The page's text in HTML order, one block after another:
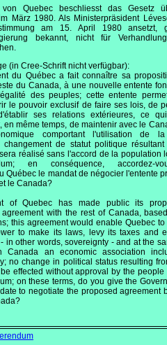
von Quebec beschliesst das Gesetz
März 1980. Als Ministerpräsident
am
15. April 1980ansetzt,
bekannt, nicht für
(in Cree-Schrift nicht verfügbar):
du Québec a fait connaître sa
du Canada, à une nouvelle entente
des peuples; cette entente
le pouvoir exclusif de faire ses lois, de
ses relations extérieures, ce
en même temps, de maintenir avec le
comportant l'utilisation de
changement de statut politique
réalisé sans l'accord de la population
en conséquence, accordez-
Québec le mandat de négocier l'entente
le Canada?
of Quebec has made public its
with the rest of Canada,
this agreement would enable Quebec
to make its laws, levy its taxes and
in other words, sovereignty - and at the
Canada an economic association
no change in political status resulting
effected without approval by the people
on these terms, do you give the
to negotiate the proposed agreement